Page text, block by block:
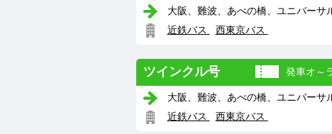
大阪、難波、あべの橋、ユニバー
近鉄バス
西東京バス
ツインクル号 発車オ～
大阪、難波、あべの橋、ユニバー
近鉄バス
西東京バス